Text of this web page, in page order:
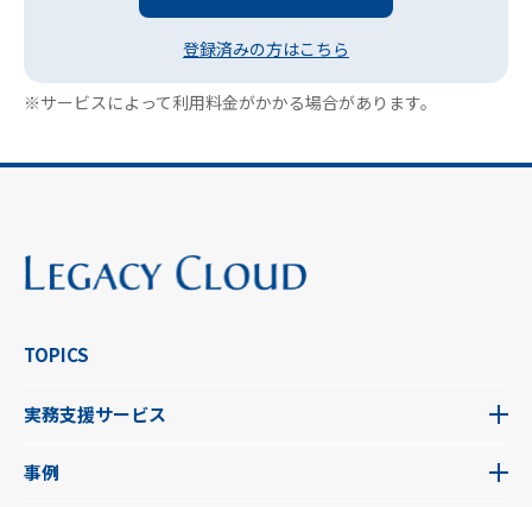
登録済みの方はこちら
※サービスによって利用料金がかかる場合があります。
TOPICS
実務支援サービス
事例